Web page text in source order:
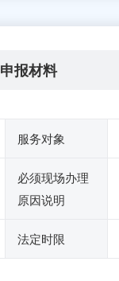
申报材料
服务对象
必须现场办理
原因说明
法定时限